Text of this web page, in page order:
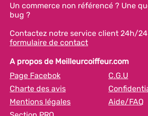
Un commerce non référencé ? Une
bug ?
Contactez notre service client 24h/
formulaire de contact
A propos de Meilleurcoiffeur.com
Page Facebok
C.G.U
Charte des avis
Mentions légales
Aide/FAQ